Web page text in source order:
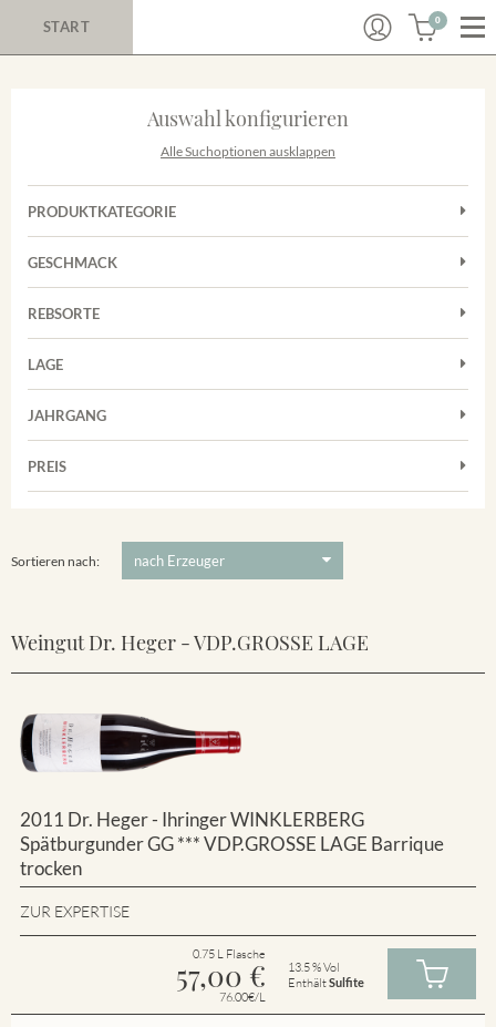
START 0
Auswahl konfigurieren
Alle Suchoptionen ausklappen
PRODUKTKATEGORIE
Cuvées
Rosé
Weißwein
GESCHMACK
Trocken
REBSORTE
Chardonnay
Grauburgunder
Riesling
LAGE
Achkarrer Schlossberg
Vorderer Winklerberg
Winklerberg Hinter Winklen
JAHRGANG
PREIS
Sortieren nach:
Weingut Dr. Heger - VDP.GROSSE LAGE
2011 Dr. Heger - Ihringer WINKLERBERG
Spätburgunder GG *** VDP.GROSSE LAGE Barrique
trocken
ZUR EXPERTISE
0.75 L Flasche
57,00 €
76.00€/L
13.5 % Vol
EnthältSulfite